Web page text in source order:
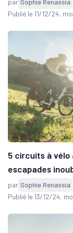
par Sophie Renassia
Publié le 11/12/24,
5 circuits à vélo
escapades
par Sophie Renassia
Publié le 13/12/24,